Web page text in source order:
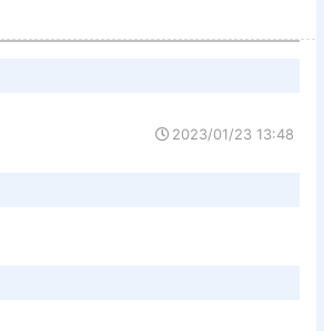
2023/01/23 13:48